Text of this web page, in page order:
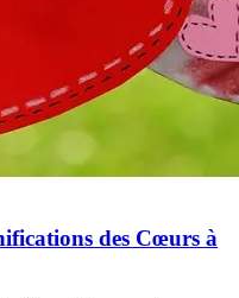
des Cœurs à